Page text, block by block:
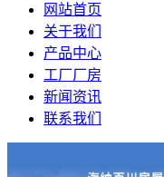
网站首页
关于我们
产品中心
工厂厂房
新闻资讯
联系我们